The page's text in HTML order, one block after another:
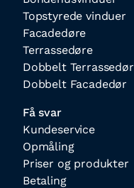
Topstyrede vinduer
Facadedøre
Terrassedøre
Dobbelt Terrassedør
Dobbelt Facadedør
Få svar
Kundeservice
Opmåling
Priser og produkter
Betaling